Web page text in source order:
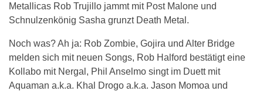
Metallicas Rob Trujillo jammt mit Post Malone und
Schnulzenkönig Sasha grunzt Death Metal.
Noch was? Ah ja: Rob Zombie, Gojira und Alter Bridge
melden sich mit neuen Songs, Rob Halford bestätigt eine
Kollabo mit Nergal, Phil Anselmo singt im Duett mit
Aquaman a.k.a. Khal Drogo a.k.a. Jason Momoa und